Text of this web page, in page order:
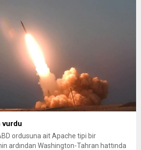
vurdu
ordusuna ait Apache tipi bir
ardından Washington-Tahran hattında